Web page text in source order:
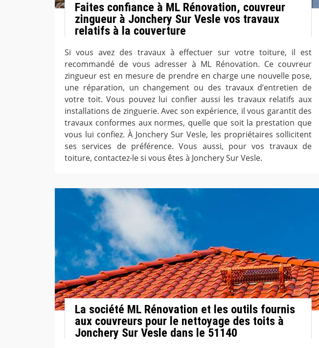
Faites confiance à ML Rénovation, couvreur
zingueur à Jonchery Sur Vesle vos travaux
relatifs à la couverture
Si vous avez des travaux à effectuer sur votre toiture, il est
recommandé de vous adresser à ML Rénovation. Ce couvreur
zingueur est en mesure de prendre en charge une nouvelle pose,
une réparation, un changement ou des travaux d’entretien de
votre toit. Vous pouvez lui confier aussi les travaux relatifs aux
installations de zinguerie. Avec son expérience, il vous garantit des
travaux conformes aux normes, quelle que soit la prestation que
vous lui confiez. À Jonchery Sur Vesle, les propriétaires sollicitent
ses services de préférence. Vous aussi, pour vos travaux de
toiture, contactez-le si vous êtes à Jonchery Sur Vesle.
La société ML Rénovation et les outils fournis
aux couvreurs pour le nettoyage des toits à
Jonchery Sur Vesle dans le 51140